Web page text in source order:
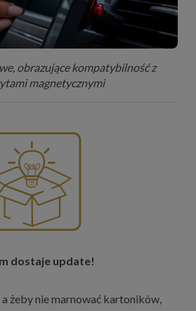
obrazujące kompatybilność z
magnetycznymi
dostaje update!
żeby nie marnować kartoników,